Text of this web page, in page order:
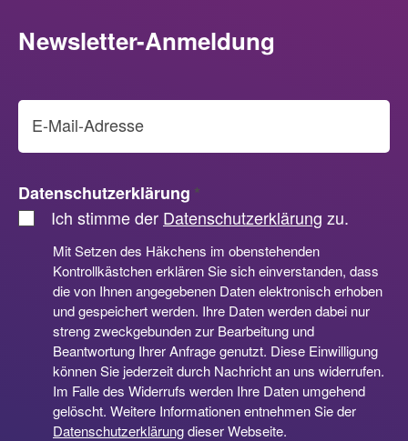
Newsletter-Anmeldung
E-Mail-Adresse
Datenschutzerklärung *
Ich stimme der Datenschutzerklärung zu.
Mit Setzen des Häkchens im obenstehenden
Kontrollkästchen erklären Sie sich einverstanden, dass
die von Ihnen angegebenen Daten elektronisch erhoben
und gespeichert werden. Ihre Daten werden dabei nur
streng zweckgebunden zur Bearbeitung und
Beantwortung Ihrer Anfrage genutzt. Diese Einwilligung
können Sie jederzeit durch Nachricht an uns widerrufen.
Im Falle des Widerrufs werden Ihre Daten umgehend
gelöscht. Weitere Informationen entnehmen Sie der
Datenschutzerklärungdieser Webseite.